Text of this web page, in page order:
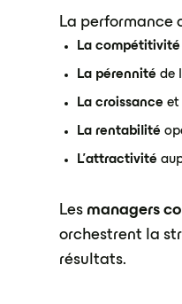
La performance
La compétitivité
La pérennité de
La croissance et
La rentabilité
L'attractivité
Les managers
orchestrent la
résultats.